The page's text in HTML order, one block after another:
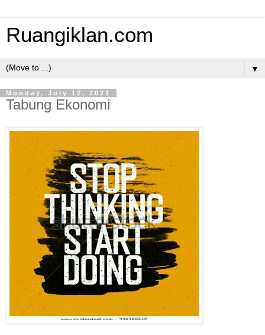
Ruangiklan.com
▼
Monday, July 12, 2021
Tabung Ekonomi